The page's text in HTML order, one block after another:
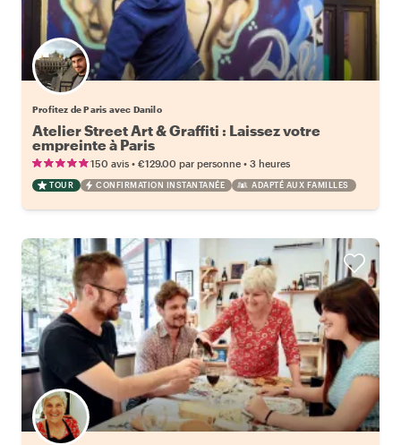
Profitez de Paris avec Danilo
Atelier Street Art & Graffiti : Laissez votre
empreinte à Paris
150 avis • €129.00 par personne • 3 heures
TOUR CONFIRMATION INSTANTANÉE ADAPTÉ AUX FAMILLES